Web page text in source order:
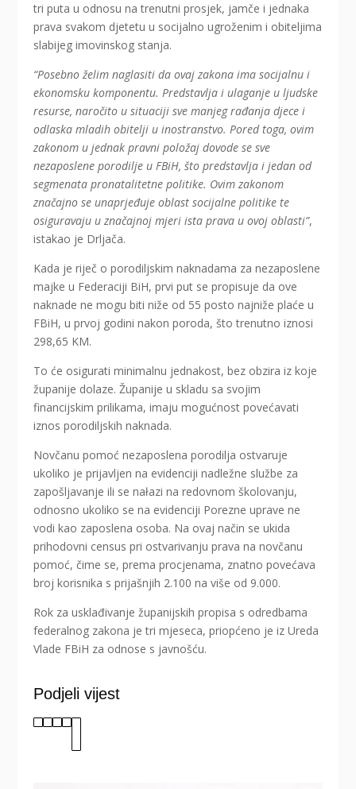
tri puta u odnosu na trenutni prosjek, jamče i jednaka
prava svakom djetetu u socijalno ugroženim i obiteljima
slabijeg imovinskog stanja.
“Posebno želim naglasiti da ovaj zakona ima socijalnu i
ekonomsku komponentu. Predstavlja i ulaganje u ljudske
resurse, naročito u situaciji sve manjeg rađanja djece i
odlaska mladih obitelji u inostranstvo. Pored toga, ovim
zakonom u jednak pravni položaj dovode se sve
nezaposlene porodilje u FBiH, što predstavlja i jedan od
segmenata pronatalitetne politike. Ovim zakonom
značajno se unaprjeđuje oblast socijalne politike te
osiguravaju u značajnoj mjeri ista prava u ovoj oblasti”,
istakao je Drljača.
Kada je riječ o porodiljskim naknadama za nezaposlene
majke u Federaciji BiH, prvi put se propisuje da ove
naknade ne mogu biti niže od 55 posto najniže plaće u
FBiH, u prvoj godini nakon poroda, što trenutno iznosi
298,65 KM.
To će osigurati minimalnu jednakost, bez obzira iz koje
županije dolaze. Županije u skladu sa svojim
financijskim prilikama, imaju mogućnost povećavati
iznos porodiljskih naknada.
Novčanu pomoć nezaposlena porodilja ostvaruje
ukoliko je prijavljen na evidenciji nadležne službe za
zapošljavanje ili se nałazi na redovnom školovanju,
odnosno ukoliko se na evidenciji Porezne uprave ne
vodi kao zaposlena osoba. Na ovaj način se ukida
prihodovni census pri ostvarivanju prava na novčanu
pomoć, čime se, prema procjenama, znatno povećava
broj korisnika s prijašnjih 2.100 na više od 9.000.
Rok za usklađivanje županijskih propisa s odredbama
federalnog zakona je tri mjeseca, priopćeno je iz Ureda
Vlade FBiH za odnose s javnošću.
Podjeli vijest